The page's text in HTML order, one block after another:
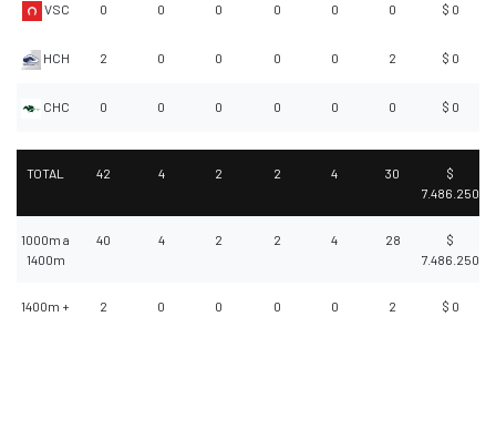
VSC 0 0 0 0 0 0 $ 0
HCH 2 0 0 0 0 2 $ 0
CHC 0 0 0 0 0 0 $ 0
TOTAL 42 4 2 2 4 30
$
7.486.250
1000m a
1400m
40 4 2 2 4 28
$
7.486.250
1400m + 2 0 0 0 0 2 $ 0